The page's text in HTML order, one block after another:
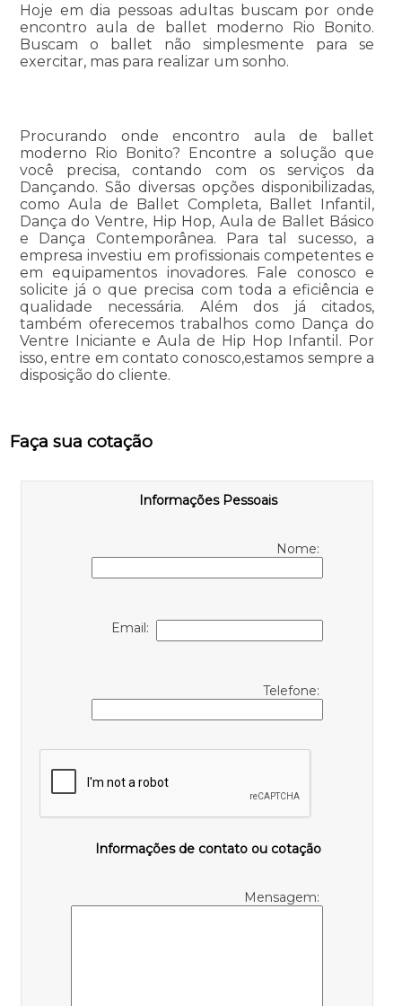
Hoje em dia pessoas adultas buscam por onde
encontro aula de ballet moderno Rio Bonito.
Buscam o ballet não simplesmente para se
exercitar, mas para realizar um sonho.
Procurando onde encontro aula de ballet
moderno Rio Bonito? Encontre a solução que
você precisa, contando com os serviços da
Dançando. São diversas opções disponibilizadas,
como Aula de Ballet Completa, Ballet Infantil,
Dança do Ventre, Hip Hop, Aula de Ballet Básico
e Dança Contemporânea. Para tal sucesso, a
empresa investiu em profissionais competentes e
em equipamentos inovadores. Fale conosco e
solicite já o que precisa com toda a eficiência e
qualidade necessária. Além dos já citados,
também oferecemos trabalhos como Dança do
Ventre Iniciante e Aula de Hip Hop Infantil. Por
isso, entre em contato conosco,estamos sempre a
disposição do cliente.
Faça sua cotação
Informações Pessoais
Nome:
Email:
Telefone:
Informações de contato ou cotação
Mensagem: